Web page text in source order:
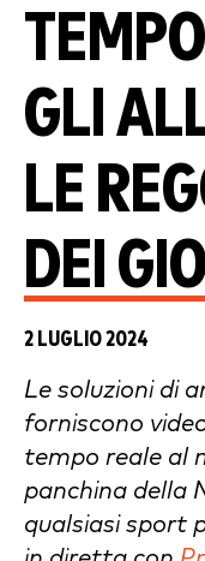
GLI
LE
DEI
2 LUGLIO 2024
Le soluzioni di
forniscono
tempo reale al
panchina della
qualsiasi sport